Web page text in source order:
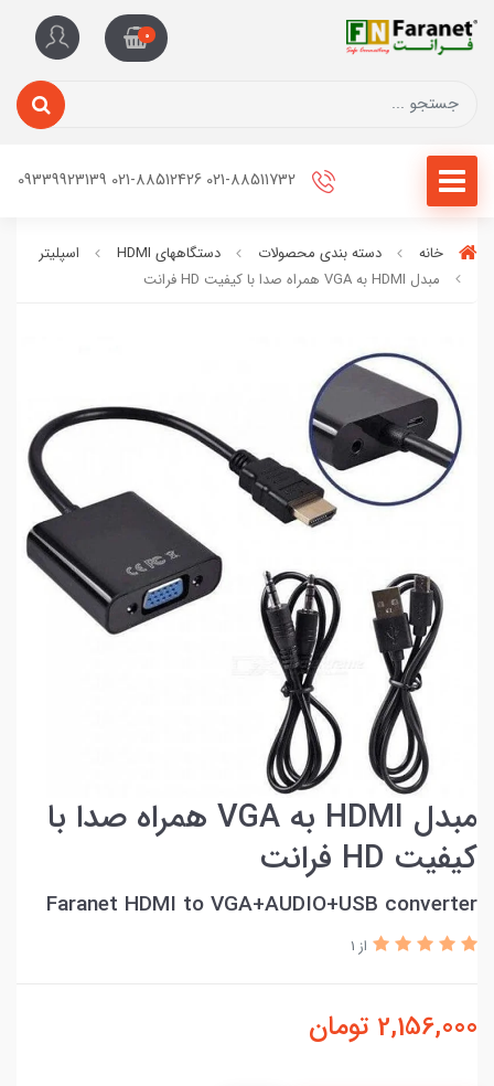
0
خانه دسته بندی محصولات دستگاههای HDMI
اسپلیتر
مبدل HDMI به VGA همراه صدا با کيفيت HD فرانت
مبدل HDMI به VGA همراه صدا با
کيفيت HD فرانت
Faranet HDMI to VGA+AUDIO+USB converter
از 1
2,156,000 تومان